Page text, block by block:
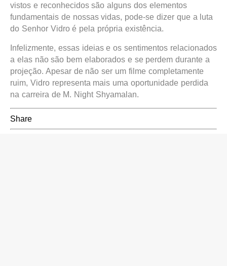
vistos e reconhecidos são alguns dos elementos
fundamentais de nossas vidas, pode-se dizer que a luta
do Senhor Vidro é pela própria existência.
Infelizmente, essas ideias e os sentimentos relacionados
a elas não são bem elaborados e se perdem durante a
projeção. Apesar de não ser um filme completamente
ruim, Vidro representa mais uma oportunidade perdida
na carreira de M. Night Shyamalan.
Share